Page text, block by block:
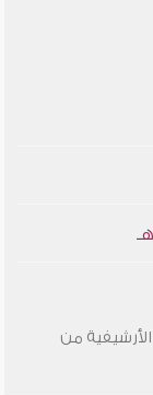
من